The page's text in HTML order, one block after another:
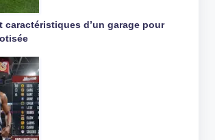
caractéristiques d’un garage pour